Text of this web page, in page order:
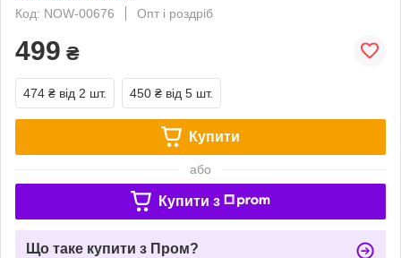
Код: NOW-00676
Опт і роздріб
499 ₴
474 ₴ від 2 шт. 450 ₴ від 5 шт.
Купити
або
Купити з
Що таке купити з Пром?